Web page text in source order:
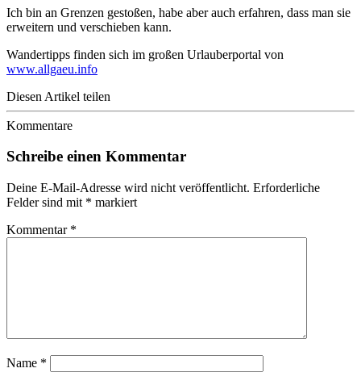
Ich bin an Grenzen gestoßen, habe aber auch erfahren, dass man sie
erweitern und verschieben kann.
Wandertipps finden sich im großen Urlauberportal von
www.allgaeu.info
Diesen Artikel teilen
Kommentare
Schreibe einen Kommentar
Deine E-Mail-Adresse wird nicht veröffentlicht. Erforderliche
Felder sind mit * markiert
Kommentar *
Name *